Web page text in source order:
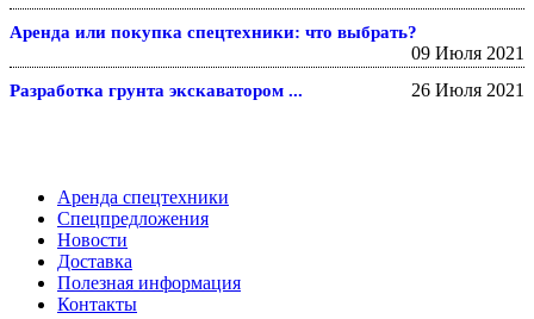
Аренда или покупка спецтехники: что выбрать?
09 Июля 2021
Разработка грунта экскаватором ... 26 Июля 2021
Аренда спецтехники
Спецпредложения
Новости
Доставка
Полезная информация
Контакты